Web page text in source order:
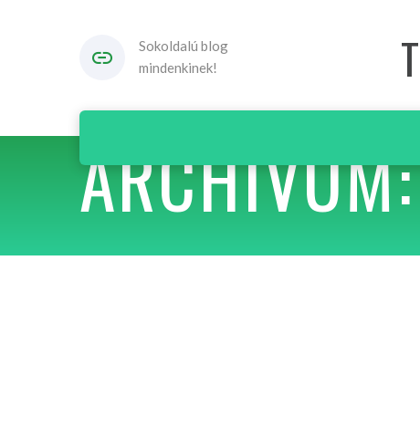
Sokoldalú blog
mindenkinek!